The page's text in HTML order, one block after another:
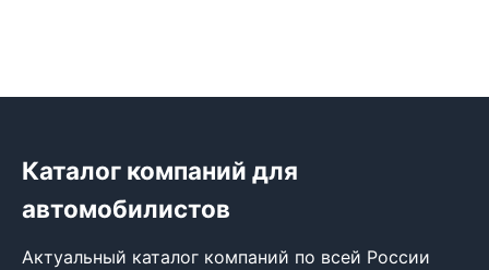
Каталог компаний для
автомобилистов
Актуальный каталог компаний по всей России